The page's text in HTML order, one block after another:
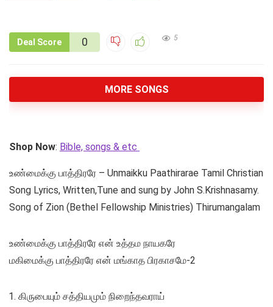
Deal Score 0 5
MORE SONGS
Shop Now: Bible, songs & etc
உண்மைக்கு பாத்திரரே – Unmaikku Paathirarae Tamil Christian
Song Lyrics, Written,Tune and sung by John S.Krishnasamy.
Song of Zion (Bethel Fellowship Ministries) Thirumangalam
உண்மைக்கு பாத்திரரே என் உத்தம நாயகரே
மகிமைக்கு பாத்திரரே என் மங்காத பிரகாசமே-2
கிருபையும் சத்தியமும் நிறைந்தவராய்